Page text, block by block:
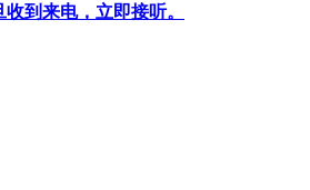
到来电，立即接听。